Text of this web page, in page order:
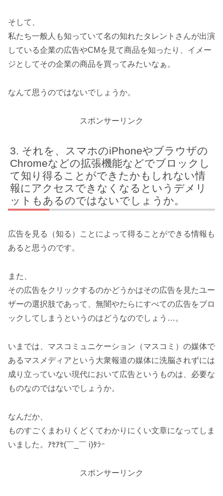
そして、
私たち一般人も知っていて名の知れたタレントさんが出演
している企業の広告やCMを見て商品を知ったり、イメー
ジとしてその企業の商品を買ってみたいなぁ。
なんて思うのではないでしょうか。
スポンサーリンク
それを、スマホのiPhoneやブラウザの
Chromeなどの拡張機能などでブロックし
て知り得ることができたかもしれない情
報にアクセスできなくなるというデメリ
ットもあるのではないでしょうか。
広告を見る（知る）ことによって得ることができる情報も
あると思うのです。
また、
その広告をクリックするのかどうかはその広告を見たユー
ザーの選択肢であって、無闇やたらにすべての広告をブロ
ックしてしまうというのはどうなのでしょう…。
いまでは、マスコミュニケーション（マスコミ）の媒体で
あるマスメディアという大衆報道の媒体に洗脳されずには
成り立っていない現代において広告というものは、必要な
ものなのではないでしょうか。
なんだか、
ものすごくまわりくどくてわかりにくい文章になってしま
いました。ｱｾｱｾ(￣_￣ i)ﾀﾗｰ
スポンサーリンク